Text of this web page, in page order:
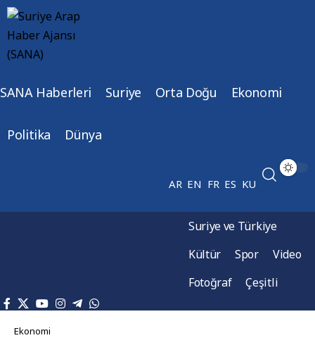
SANA Haberleri Suriye Orta Doğu Ekonomi
Politika Dünya
AR EN FR ES KU
Suriye ve Türkiye
Kültür
Spor
Video
Fotoğraf
Çeşitli
Ekonomi